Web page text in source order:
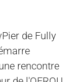
de Fully
rencontre